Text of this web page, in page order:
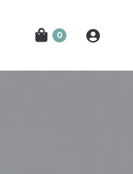
0